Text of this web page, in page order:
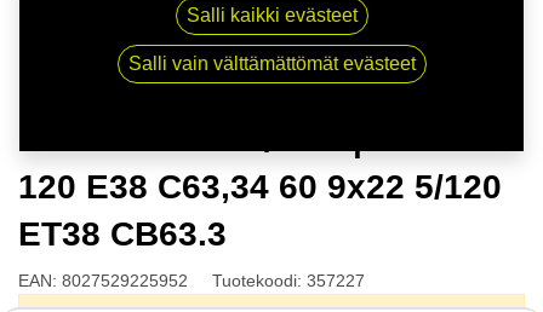
MSW 51 G.BLK/POL | 9X22 5-120 E38 C63,34 60 9x22
5/120 ET38 CB63.3
120 E38 C63,34 60 9x22 5/120
ET38 CB63.3
EAN: 8027529225952 Tuotekoodi: 357227
Salli kaikki evästeet
Salli vain välttämättömät evästeet